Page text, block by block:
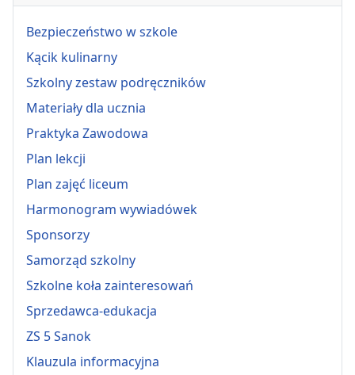
Bezpieczeństwo w szkole
Kącik kulinarny
Szkolny zestaw podręczników
Materiały dla ucznia
Praktyka Zawodowa
Plan lekcji
Plan zajęć liceum
Harmonogram wywiadówek
Sponsorzy
Samorząd szkolny
Szkolne koła zainteresowań
Sprzedawca-edukacja
ZS 5 Sanok
Klauzula informacyjna